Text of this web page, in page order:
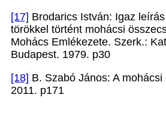
[17] Brodarics István: Igaz
törökkel történt mohácsi
Mohács Emlékezete. Szerk.:
Budapest. 1979. p30
[18] B. Szabó János: A
2011. p171